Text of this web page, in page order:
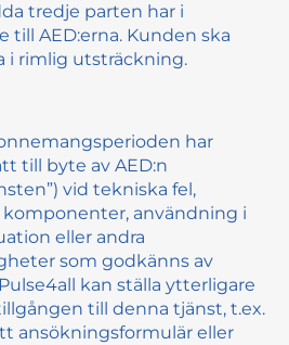
tredje parten har i
till AED:erna. Kunden ska
i rimlig utsträckning.
har
till byte av AED:n
vid tekniska fel,
användning i
eller andra
som godkänns av
kan ställa ytterligare
till denna tjänst, t.ex.
ansökningsformulär eller